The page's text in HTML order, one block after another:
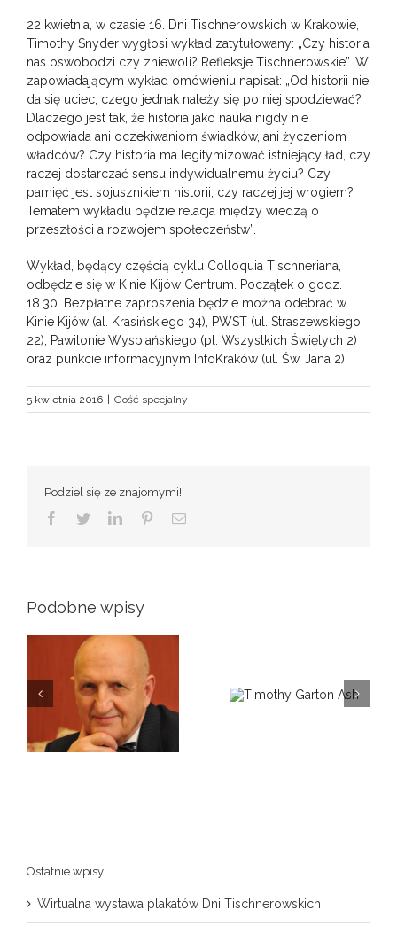
22 kwietnia, w czasie 16. Dni Tischnerowskich w Krakowie,
Timothy Snyder wygłosi wykład zatytułowany: „Czy historia
nas oswobodzi czy zniewoli? Refleksje Tischnerowskie”. W
zapowiadającym wykład omówieniu napisał: „Od historii nie
da się uciec, czego jednak należy się po niej spodziewać?
Dlaczego jest tak, że historia jako nauka nigdy nie
odpowiada ani oczekiwaniom świadków, ani życzeniom
władców? Czy historia ma legitymizować istniejący ład, czy
raczej dostarczać sensu indywidualnemu życiu? Czy
pamięć jest sojusznikiem historii, czy raczej jej wrogiem?
Tematem wykładu będzie relacja między wiedzą o
przeszłości a rozwojem społeczeństw”.
Wykład, będący częścią cyklu Colloquia Tischneriana,
odbędzie się w Kinie Kijów Centrum. Początek o godz.
18.30. Bezpłatne zaproszenia będzie można odebrać w
Kinie Kijów (al. Krasińskiego 34), PWST (ul. Straszewskiego
22), Pawilonie Wyspiańskiego (pl. Wszystkich Świętych 2)
oraz punkcie informacyjnym InfoKraków (ul. Św. Jana 2).
5 kwietnia 2016 Gość specjalny
Podziel się ze znajomymi!
Facebook
TwitterLinkedInPinterestEmail
Podobne wpisy
Timothy Garton
Gość specjalny 17. Dni
Ostatnie wpisy
Wirtualna wystawa plakatów Dni Tischnerowskich